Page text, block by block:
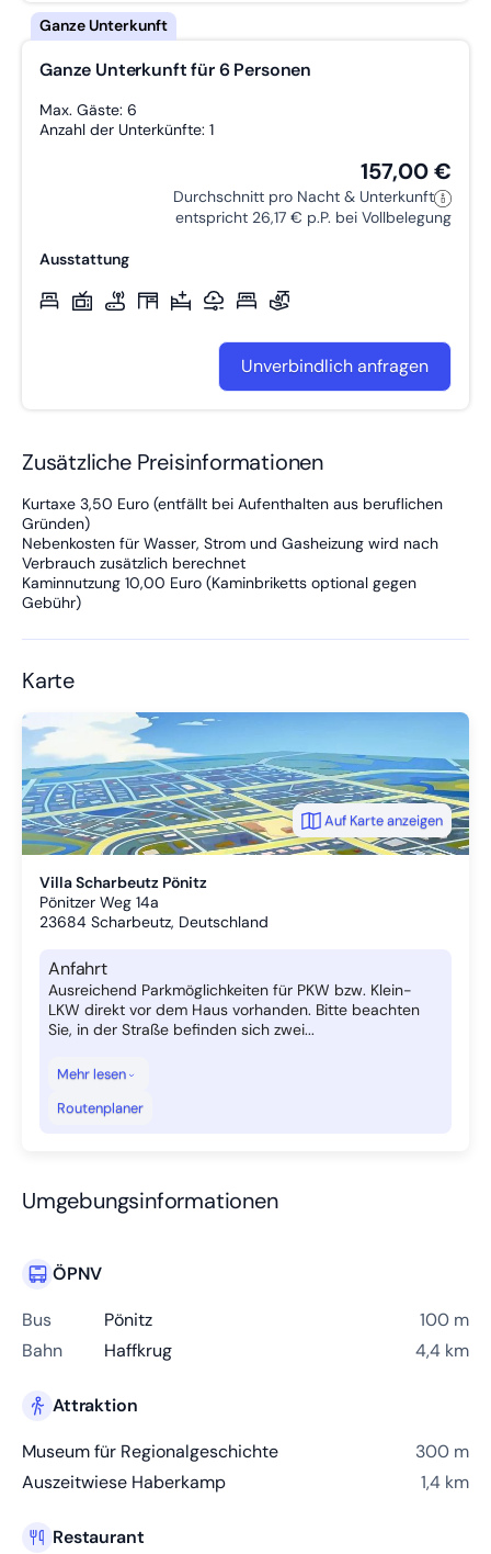
Ganze Unterkunft für 6 Personen
Max. Gäste: 6
Anzahl der Unterkünfte: 1
157,00 €
Durchschnitt pro Nacht & Unterkunft
entspricht 26,17 € p.P. bei Vollbelegung
Ausstattung
Unverbindlich anfragen
Zusätzliche Preisinformationen
Kurtaxe 3,50 Euro (entfällt bei Aufenthalten aus beruflichen
Gründen)
Nebenkosten für Wasser, Strom und Gasheizung wird nach
Verbrauch zusätzlich berechnet
Kaminnutzung 10,00 Euro (Kaminbriketts optional gegen
Gebühr)
Karte
Villa Scharbeutz Pönitz
Pönitzer Weg 14a
23684 Scharbeutz, Deutschland
Anfahrt
Ausreichend Parkmöglichkeiten für PKW bzw. Klein-
LKW direkt vor dem Haus vorhanden. Bitte beachten
Sie, in der Straße befinden sich zwei...
Mehr lesen
Routenplaner
Auf Karte anzeigen
Umgebungsinformationen
ÖPNV
Bus
Pönitz
100 m
Bahn
Haffkrug 4,4 km
Attraktion
Museum für Regionalgeschichte
300 m
Auszeitwiese Haberkamp
1,4 km
Restaurant